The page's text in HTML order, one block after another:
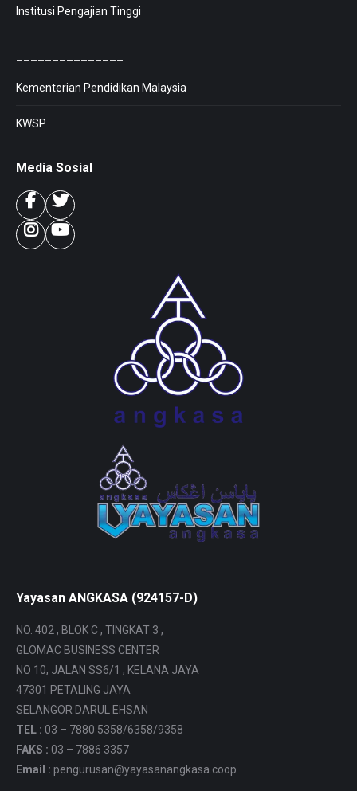
Institusi Pengajian Tinggi
Kementerian Pendidikan Malaysia
KWSP
Media Sosial
Yayasan ANGKASA (924157-D)
NO. 402 , BLOK C , TINGKAT 3 ,
GLOMAC BUSINESS CENTER
NO 10, JALAN SS6/1 , KELANA JAYA
47301 PETALING JAYA
SELANGOR DARUL EHSAN
TEL : 03 – 7880 5358/6358/9358
FAKS : 03 – 7886 3357
Email : pengurusan@yayasanangkasa.coop